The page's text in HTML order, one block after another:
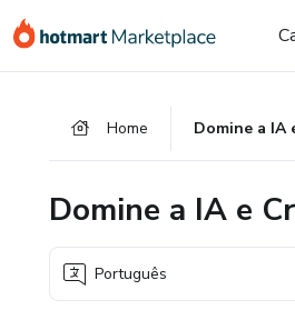
para
para
para
Home
Domine a IA e
Português